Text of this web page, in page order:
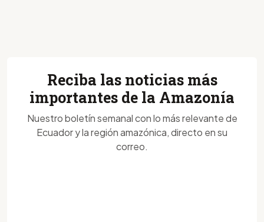
Reciba las noticias más
importantes de la Amazonía
Nuestro boletín semanal con lo más relevante de
Ecuador y la región amazónica, directo en su
correo.